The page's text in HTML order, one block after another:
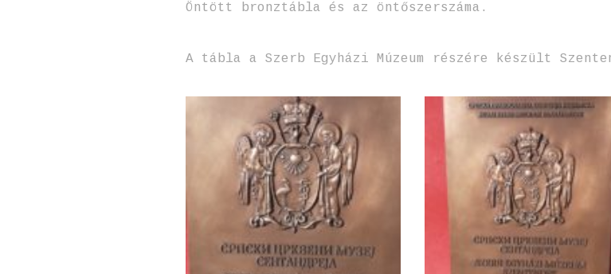
Öntött bronztábla és az öntőszerszáma.
A tábla a Szerb Egyházi Múzeum részére készült